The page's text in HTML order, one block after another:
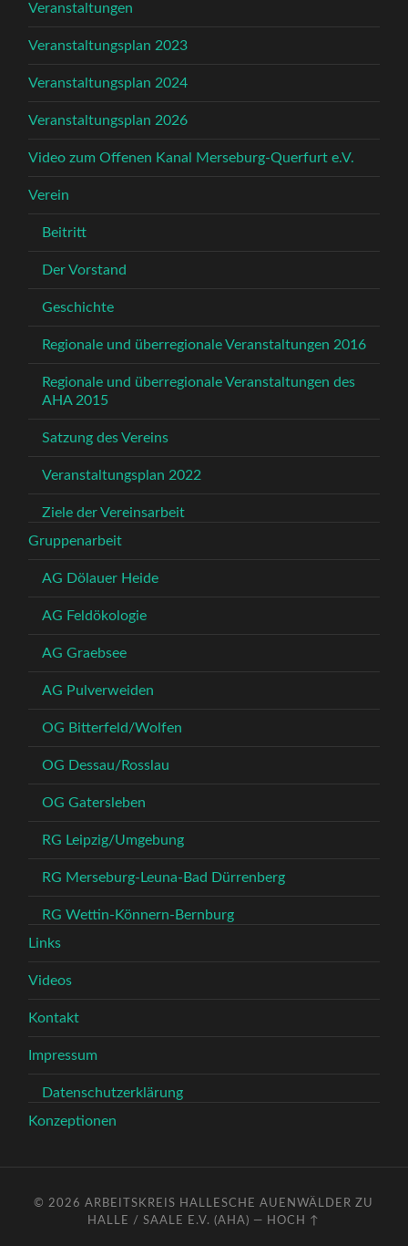
Veranstaltungen
Veranstaltungsplan 2023
Veranstaltungsplan 2024
Veranstaltungsplan 2026
Video zum Offenen Kanal Merseburg-Querfurt e.V.
Verein
Beitritt
Der Vorstand
Geschichte
Regionale und überregionale Veranstaltungen 2016
Regionale und überregionale Veranstaltungen des
AHA 2015
Satzung des Vereins
Veranstaltungsplan 2022
Ziele der Vereinsarbeit
Gruppenarbeit
AG Dölauer Heide
AG Feldökologie
AG Graebsee
AG Pulverweiden
OG Bitterfeld/Wolfen
OG Dessau/Rosslau
OG Gatersleben
RG Leipzig/Umgebung
RG Merseburg-Leuna-Bad Dürrenberg
RG Wettin-Könnern-Bernburg
Links
Videos
Kontakt
Impressum
Datenschutzerklärung
Konzeptionen
© 2026ARBEITSKREIS HALLESCHE AUENWÄLDER ZU
HALLE / SAALE E.V. (AHA) — HOCH ↑